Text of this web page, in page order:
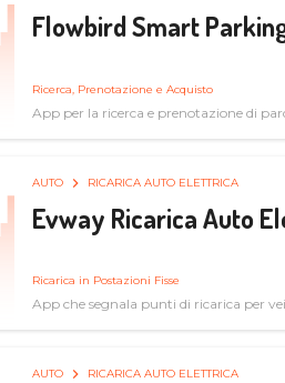
Flowbird Smart
Ricerca, Prenotazione e Acquisto
App per la ricerca e prenotazione di
AUTO RICARICA AUTO ELETTRICA
Evway Ricarica Auto
Ricarica in Postazioni Fisse
App che segnala punti di ricarica per
AUTO RICARICA AUTO ELETTRICA